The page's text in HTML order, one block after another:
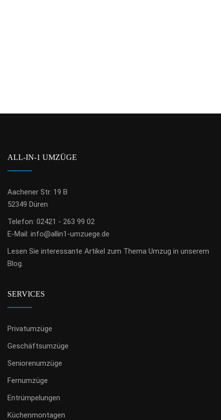
ALL-IN-1 UMZÜGE
Aachener Str. 19 B
52349 Düren
Telefon: 02421 - 263 99 02
E-Mail: info@allin1-umzuege.de
Lesen Sie interessante Artikel zum Thema Umzug in unserem
Blog.
SERVICES
Privatumzüge
Geschäftsumzüge
Seniorenumzüge
Fernumzüge
Entrümpelungen
Küchenmontagen